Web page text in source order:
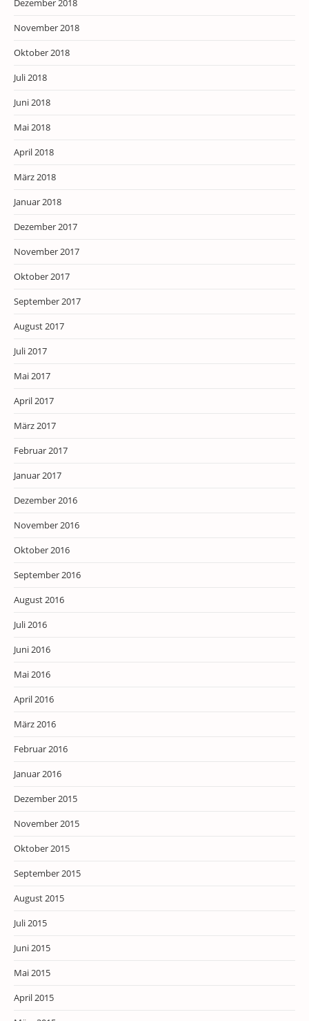
Dezember 2018
November 2018
Oktober 2018
Juli 2018
Juni 2018
Mai 2018
April 2018
März 2018
Januar 2018
Dezember 2017
November 2017
Oktober 2017
September 2017
August 2017
Juli 2017
Mai 2017
April 2017
März 2017
Februar 2017
Januar 2017
Dezember 2016
November 2016
Oktober 2016
September 2016
August 2016
Juli 2016
Juni 2016
Mai 2016
April 2016
März 2016
Februar 2016
Januar 2016
Dezember 2015
November 2015
Oktober 2015
September 2015
August 2015
Juli 2015
Juni 2015
Mai 2015
April 2015